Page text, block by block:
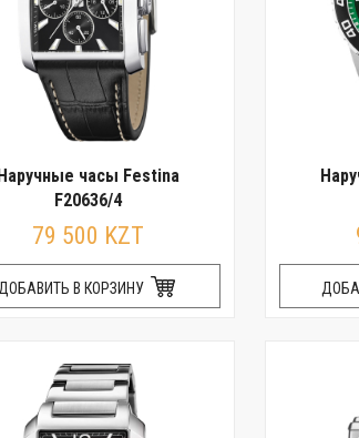
часы Festina
F20636/4
79 500 KZT
В КОРЗИНУ